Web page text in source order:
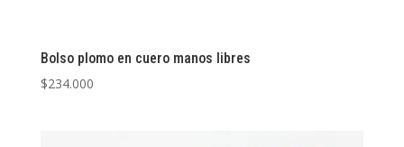
Bolso plomo en cuero manos libres
$234.000